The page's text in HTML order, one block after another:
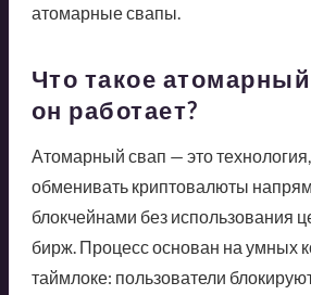
атомарные свапы.
Что такое
он работает?
Атомарный свап — это
обменивать криптовалюты
блокчейнами без использования
бирж. Процесс основан на умных
таймлоке: пользователи